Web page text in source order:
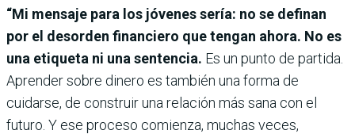
“Mi mensaje para los jóvenes sería: no se definan
por el desorden financiero que tengan ahora. No es
una etiqueta ni una sentencia. Es un punto de partida.
Aprender sobre dinero es también una forma de
cuidarse, de construir una relación más sana con el
futuro. Y ese proceso comienza, muchas veces,